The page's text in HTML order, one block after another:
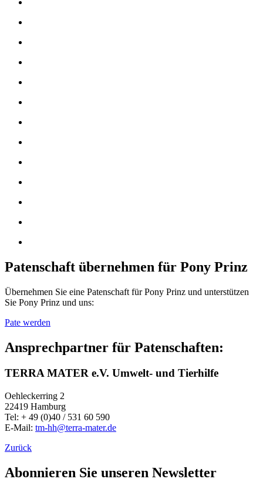
Patenschaft übernehmen für Pony Prinz
Übernehmen Sie eine Patenschaft für Pony Prinz und unterstützen
Sie Pony Prinz und uns:
Pate werden
Ansprechpartner für Patenschaften:
TERRA MATER e.V. Umwelt- und Tierhilfe
Oehleckerring 2
22419 Hamburg
Tel: + 49 (0)40 / 531 60 590
E-Mail: tm-hh@terra-mater.de
Zurück
Abonnieren Sie unseren Newsletter